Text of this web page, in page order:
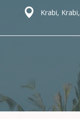
Krabi, Krabi,